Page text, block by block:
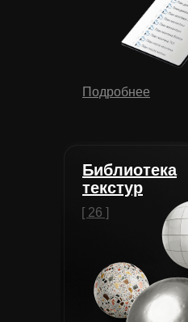
[ 26 ]
Библиотека
текстур
Подробнее